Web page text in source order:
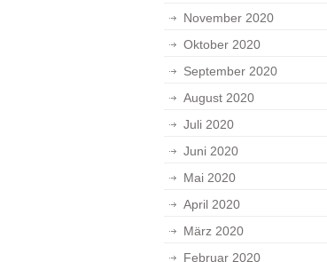
November 2020
Oktober 2020
September 2020
August 2020
Juli 2020
Juni 2020
Mai 2020
April 2020
März 2020
Februar 2020